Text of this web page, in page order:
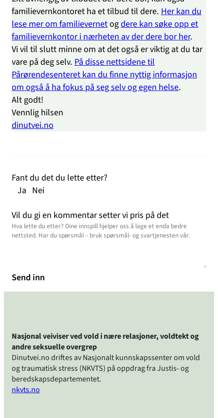
familievernkontoret ha et tilbud til dere. Her kan du
lese mer om familievernetogdere kan søke opp et
familievernkontor i nærheten av der dere bor her.
Vi vil til slutt minne om at det også er viktig at du tar
vare på deg selv. På disse nettsidene til
Pårørendesenteret kan du finne nyttig informasjon
om også å ha fokus på seg selv og egen helse.
Alt godt!
Vennlig hilsen
dinutvei.no
Fant du det du lette etter?
Ja Nei
Vil du gi en kommentar setter vi pris på det
Send inn
Nasjonal veiviser ved vold i nære relasjoner, voldtekt og
andre seksuelle overgrep
Dinutvei.no driftes av Nasjonalt kunnskapssenter om vold
og traumatisk stress (NKVTS) på oppdrag fra Justis- og
beredskapsdepartementet.
nkvts.no